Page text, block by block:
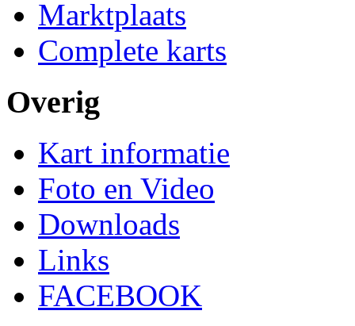
Marktplaats
Complete karts
Overig
Kart informatie
Foto en Video
Downloads
Links
FACEBOOK